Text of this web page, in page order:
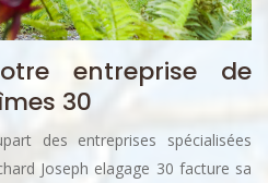
entreprise de
30
des entreprises spécialisées
Joseph elagage 30 facture sa